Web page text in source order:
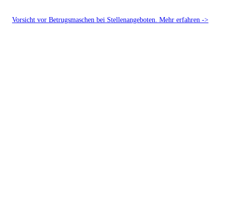
Vorsicht vor Betrugsmaschen bei Stellenangeboten. Mehr erfahren ->